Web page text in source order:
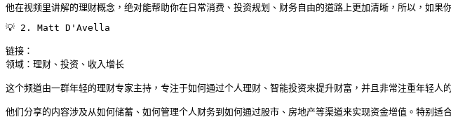
他在视频里讲解的理财概念，绝对能帮助你在日常消费、投资规划、财务自由的道路上更加清晰，所以，如
💡 2. Matt D'Avella
链接：
领域：理财、投资、收入增长
这个频道由一群年轻的理财专家主持，专注于如何通过个人理财、智能投资来提升财富，并且非常注重年轻人
他们分享的内容涉及从如何储蓄、如何管理个人财务到如何通过股市、房地产等渠道来实现资金增值。特别适